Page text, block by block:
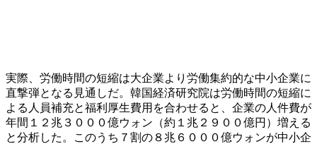
実際、労働時間の短縮は大企業より労働集約的な中小企業に
直撃弾となる見通しだ。韓国経済研究院は労働時間の短縮に
よる人員補充と福利厚生費用を合わせると、企業の人件費が
年間１２兆３０００億ウォン（約１兆２９００億円）増える
と分析した。このうち７割の８兆６０００億ウォンが中小企